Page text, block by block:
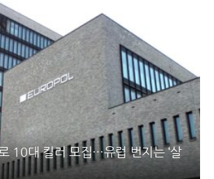
10대 킬러 모집…유럽 번지는 ‘살